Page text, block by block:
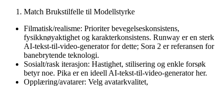
Match Brukstilfelle til Modellstyrke
Filmatisk/realisme: Prioriter bevegelseskonsistens,
fysikknøyaktighet og karakterkonsistens. Runway er en sterk
AI-tekst-til-video-generator for dette; Sora 2 er referansen for
banebrytende teknologi.
Sosialt/rask iterasjon: Hastighet, stilisering og enkle forsøk
betyr noe. Pika er en ideell AI-tekst-til-video-generator her.
Opplæring/avatarer: Velg avatarkvalitet,